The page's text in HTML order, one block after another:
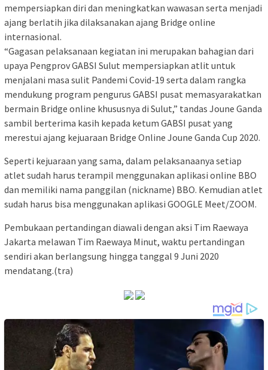
mempersiapkan diri dan meningkatkan wawasan serta menjadi
ajang berlatih jika dilaksanakan ajang Bridge online
internasional.
“Gagasan pelaksanaan kegiatan ini merupakan bahagian dari
upaya Pengprov GABSI Sulut mempersiapkan atlit untuk
menjalani masa sulit Pandemi Covid-19 serta dalam rangka
mendukung program pengurus GABSI pusat memasyarakatkan
bermain Bridge online khususnya di Sulut,” tandas Joune Ganda
sambil berterima kasih kepada ketum GABSI pusat yang
merestui ajang kejuaraan Bridge Online Joune Ganda Cup 2020.
Seperti kejuaraan yang sama, dalam pelaksanaanya setiap
atlet sudah harus terampil menggunakan aplikasi online BBO
dan memiliki nama panggilan (nickname) BBO. Kemudian atlet
sudah harus bisa menggunakan aplikasi GOOGLE Meet/ZOOM.
Pembukaan pertandingan diawali dengan aksi Tim Raewaya
Jakarta melawan Tim Raewaya Minut, waktu pertandingan
sendiri akan berlangsung hingga tanggal 9 Juni 2020
mendatang.(tra)